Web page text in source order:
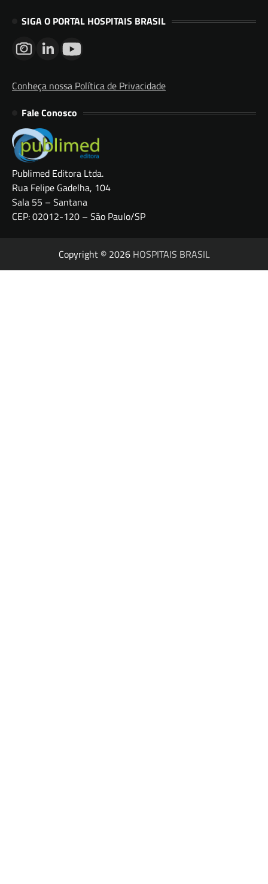
SIGA O PORTAL HOSPITAIS BRASIL
Conheça nossa Política de Privacidade
Fale Conosco
Publimed Editora Ltda.
Rua Felipe Gadelha, 104
Sala 55 – Santana
CEP: 02012-120 – São Paulo/SP
Copyright © 2026 HOSPITAIS BRASIL